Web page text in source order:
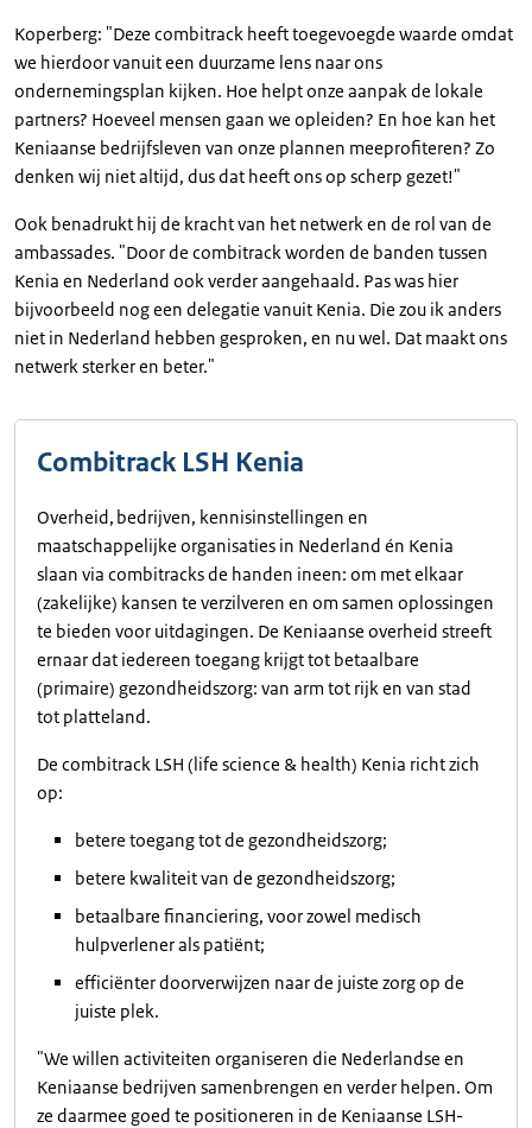
Koperberg: "Deze combitrack heeft toegevoegde waarde omdat
we hierdoor vanuit een duurzame lens naar ons
ondernemingsplan kijken. Hoe helpt onze aanpak de lokale
partners? Hoeveel mensen gaan we opleiden? En hoe kan het
Keniaanse bedrijfsleven van onze plannen meeprofiteren? Zo
denken wij niet altijd, dus dat heeft ons op scherp gezet!"
Ook benadrukt hij de kracht van het netwerk en de rol van de
ambassades. "Door de combitrack worden de banden tussen
Kenia en Nederland ook verder aangehaald. Pas was hier
bijvoorbeeld nog een delegatie vanuit Kenia. Die zou ik anders
niet in Nederland hebben gesproken, en nu wel. Dat maakt ons
netwerk sterker en beter."
Combitrack LSH Kenia
Overheid, bedrijven, kennisinstellingen en
maatschappelijke organisaties in Nederland én Kenia
slaan via combitracks de handen ineen: om met elkaar
(zakelijke) kansen te verzilveren en om samen oplossingen
te bieden voor uitdagingen. De Keniaanse overheid streeft
ernaar dat iedereen toegang krijgt tot betaalbare
(primaire) gezondheidszorg: van arm tot rijk en van stad
tot platteland.
De combitrack LSH (life science & health) Kenia richt zich
op:
betere toegang tot de gezondheidszorg;
betere kwaliteit van de gezondheidszorg;
betaalbare financiering, voor zowel medisch
hulpverlener als patiënt;
efficiënter doorverwijzen naar de juiste zorg op de
juiste plek.
"We willen activiteiten organiseren die Nederlandse en
Keniaanse bedrijven samenbrengen en verder helpen. Om
ze daarmee goed te positioneren in de Keniaanse LSH-